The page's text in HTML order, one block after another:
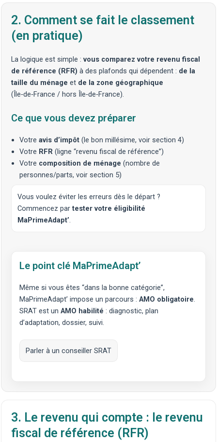
2. Comment se fait le classement
(en pratique)
La logique est simple :vous comparez votre revenu fiscal
de référence (RFR) à des plafonds qui dépendent : de la
taille du ménage et de la zone géographique
(Île‑de‑France / hors Île‑de‑France).
Ce que vous devez préparer
Votre avis d’impôt(le bon millésime, voir section 4)
Votre RFR (ligne “revenu fiscal de référence”)
Votre composition de ménage (nombre de
personnes/parts, voir section 5)
Vous voulez éviter les erreurs dès le départ ?
Commencez partester votre éligibilité
MaPrimeAdapt’
Le point clé MaPrimeAdapt’
Même si vous êtes “dans la bonne catégorie”,
MaPrimeAdapt’ impose un parcours :AMO obligatoire.
SRAT est unAMO habilité : diagnostic, plan
d’adaptation, dossier, suivi.
Parler à un conseiller SRAT
3. Le revenu qui compte : le revenu
fiscal de référence (RFR)